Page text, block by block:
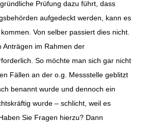
Prüfung dazu führt, dass
aufgedeckt werden, kann es
Von selber passiert dies nicht.
Anträgen im Rahmen der
So möchte man sich gar nicht
Fällen an der o.g. Messstelle geblitzt
benannt wurde und dennoch ein
wurde – schlicht, weil es
Sie Fragen hierzu? Dann